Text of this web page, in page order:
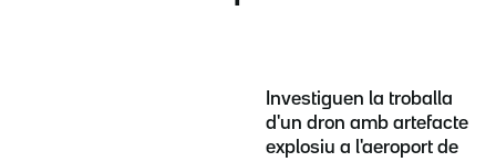
Investiguen la troballa
d'un dron amb artefacte
explosiu a l'aeroport de